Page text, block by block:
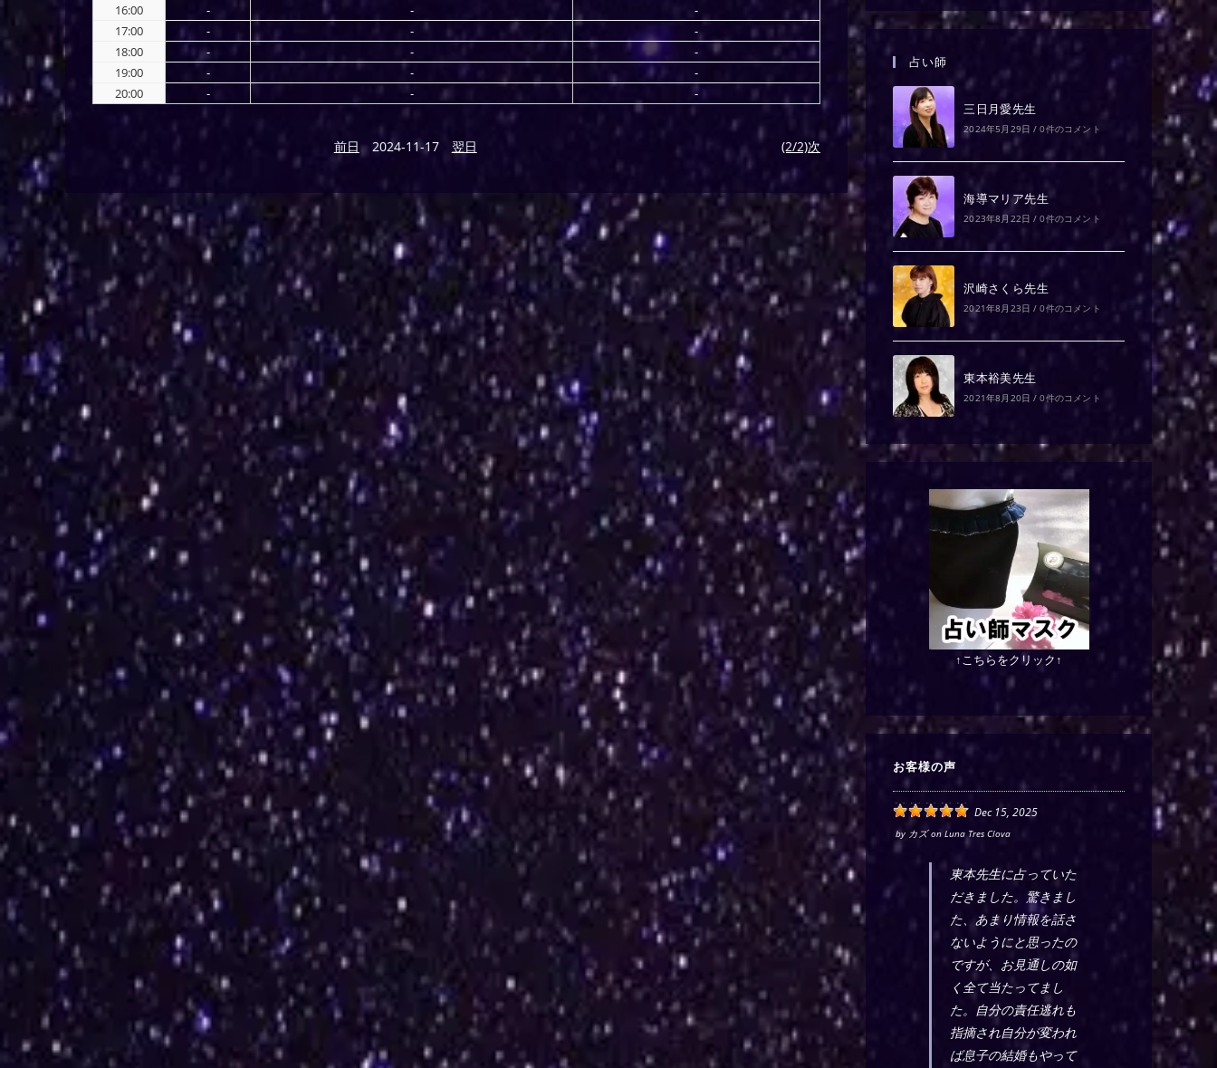
16:00
- -
-
17:00
- -
-
18:00
- -
-
19:00
- -
-
20:00
- - -
前日 2024-11-17 翌日 (2/2)次
占い師
三日月愛先生
2024年5月29日 / 0件のコメント
海導マリア先生
2023年8月22日 / 0件のコメント
沢崎さくら先生
2021年8月23日 / 0件のコメント
東本裕美先生
2021年8月20日 / 0件のコメント
↑こちらをクリック↑
お客様の声
Dec 15, 2025
by カズon Luna Tres Clova
東本先生に占っていた
だきました。驚きまし
た、あまり情報を話さ
ないようにと思ったの
ですが、お見通しの如
く全て当たってまし
た。自分の責任逃れも
指摘され自分が変われ
ば息子の結婚もやって